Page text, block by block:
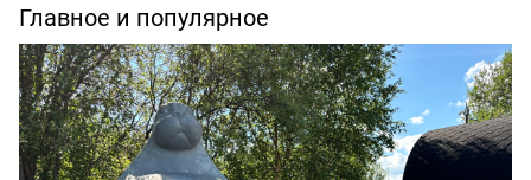
Главное и популярное